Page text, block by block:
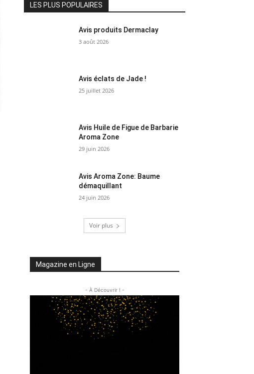
LES PLUS POPULAIRES
Avis produits Dermaclay
3 août 2026
Avis éclats de Jade !
25 juillet 2026
Avis Huile de Figue de Barbarie
Aroma Zone
29 juin 2026
Avis Aroma Zone: Baume
démaquillant
24 juin 2026
Voir plus
Magazine en Ligne
- À Découvrir ! -